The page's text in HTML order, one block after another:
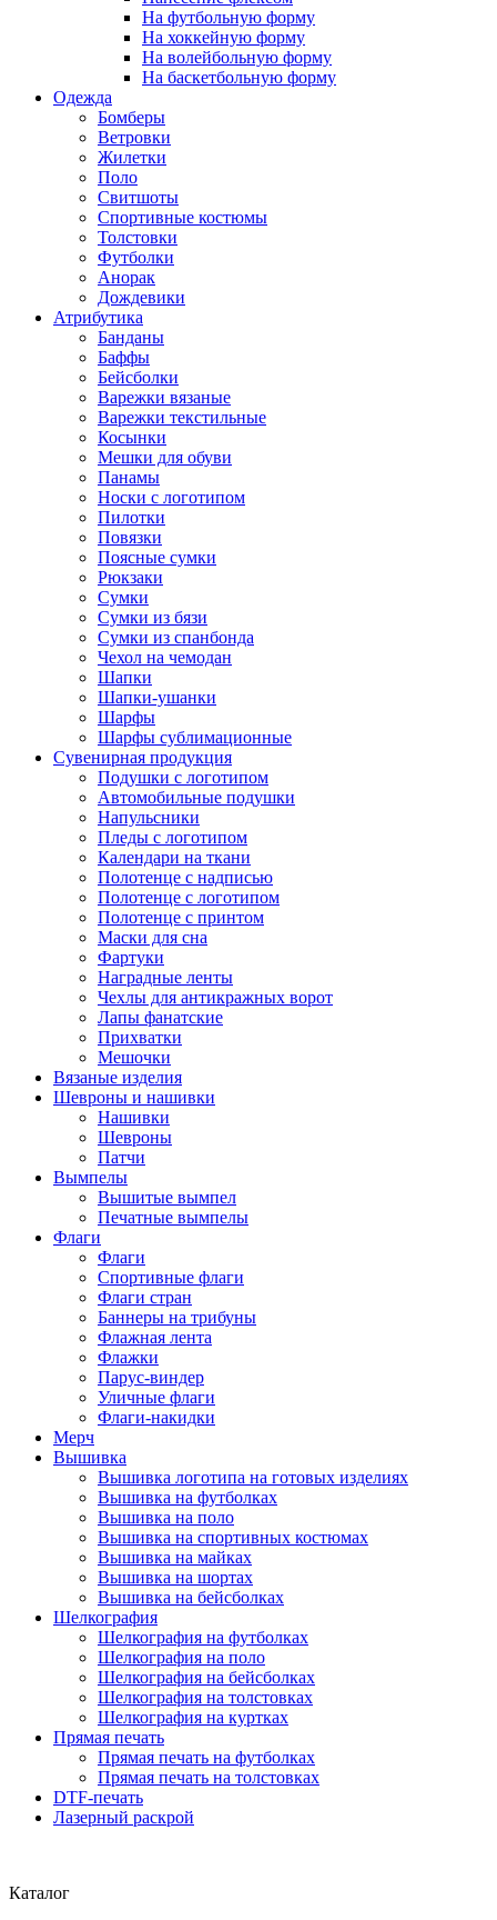
На футбольную форму
На хоккейную форму
На волейбольную форму
На баскетбольную форму
Одежда
Бомберы
Ветровки
Жилетки
Поло
Свитшоты
Спортивные костюмы
Толстовки
Футболки
Анорак
Дождевики
Атрибутика
Банданы
Баффы
Бейсболки
Варежки вязаные
Варежки текстильные
Косынки
Мешки для обуви
Панамы
Носки с логотипом
Пилотки
Повязки
Поясные сумки
Рюкзаки
Сумки
Сумки из бязи
Сумки из спанбонда
Чехол на чемодан
Шапки
Шапки-ушанки
Шарфы
Шарфы сублимационные
Сувенирная продукция
Подушки с логотипом
Автомобильные подушки
Напульсники
Пледы с логотипом
Календари на ткани
Полотенце с надписью
Полотенце с логотипом
Полотенце с принтом
Маски для сна
Фартуки
Наградные ленты
Чехлы для антикражных ворот
Лапы фанатские
Прихватки
Мешочки
Вязаные изделия
Шевроны и нашивки
Нашивки
Шевроны
Патчи
Вымпелы
Вышитые вымпел
Печатные вымпелы
Флаги
Флаги
Спортивные флаги
Флаги стран
Баннеры на трибуны
Флажная лента
Флажки
Парус-виндер
Уличные флаги
Флаги-накидки
Мерч
Вышивка
Вышивка логотипа на готовых изделиях
Вышивка на футболках
Вышивка на поло
Вышивка на спортивных костюмах
Вышивка на майках
Вышивка на шортах
Вышивка на бейсболках
Шелкография
Шелкография на футболках
Шелкография на поло
Шелкография на бейсболках
Шелкография на толстовках
Шелкография на куртках
Прямая печать
Прямая печать на футболках
Прямая печать на толстовках
DTF-печать
Лазерный раскрой
Каталог